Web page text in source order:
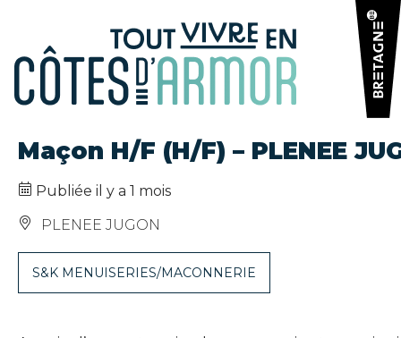
Maçon H/F (H/F) – PLENEE
Publiée il y a 1 mois
PLENEE JUGON
S&K MENUISERIES/MACONNERIE